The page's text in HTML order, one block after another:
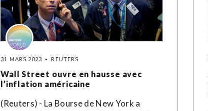
31 MARS 2023 REUTERS
Wall Street ouvre en hausse avec
l’inflation américaine
(Reuters) - La Bourse de New York a